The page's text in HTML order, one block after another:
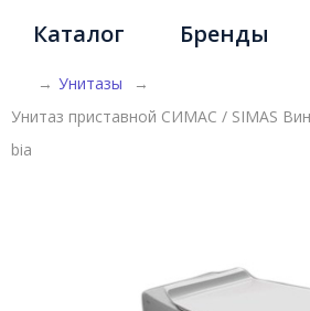
Каталог Бренды
→ Унитазы
→
Унитаз приставной СИМАС / SIMAS
bia